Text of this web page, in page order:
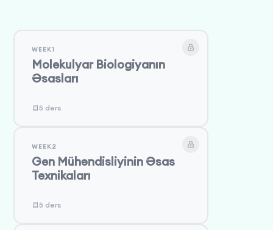
WEEK1
Molekulyar Biologiyanın
Əsasları
5 dərs
WEEK2
Gen Mühəndisliyinin Əsas
Texnikaları
5 dərs